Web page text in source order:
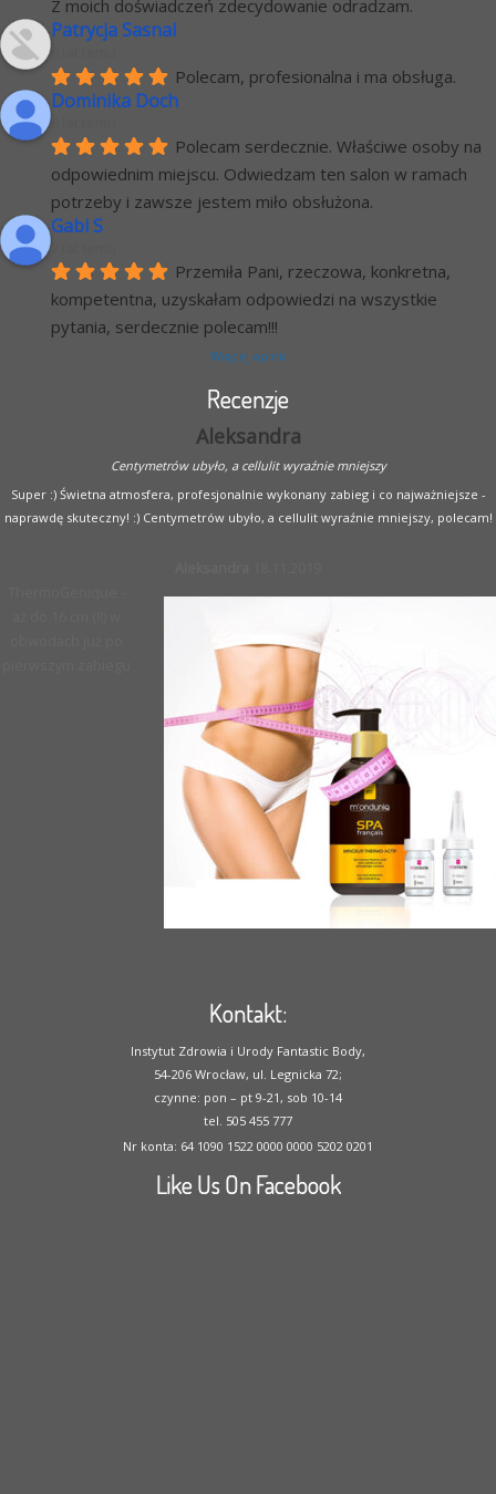
Z moich doświadczeń zdecydowanie odradzam.
Patrycja Sasnal
Polecam, profesionalna i ma obsługa.
Dominika Doch
Polecam serdecznie. Właściwe osoby na
odpowiednim miejscu. Odwiedzam ten salon w ramach
potrzeby i zawsze jestem miło obsłużona.
Gabi S
Przemiła Pani, rzeczowa, konkretna,
kompetentna, uzyskałam odpowiedzi na wszystkie
pytania, serdecznie polecam!!!
Więcej opinii
Recenzje
Aleksandra
Centymetrów ubyło, a cellulit wyraźnie mniejszy
Super :) Świetna atmosfera, profesjonalnie wykonany zabieg i co najważniejsze -
naprawdę skuteczny! :) Centymetrów ubyło, a cellulit wyraźnie mniejszy, polecam!
Kontakt:
Instytut Zdrowia i Urody Fantastic Body,
54-206 Wrocław, ul. Legnicka 72;
czynne: pon – pt 9-21, sob 10-14
tel. 505 455 777
Nr konta: 64 1090 1522 0000 0000 5202 0201
Like Us On Facebook